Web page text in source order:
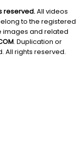
reserved.All videos
to the registered
images and related
. Duplication or
All rights reserved.